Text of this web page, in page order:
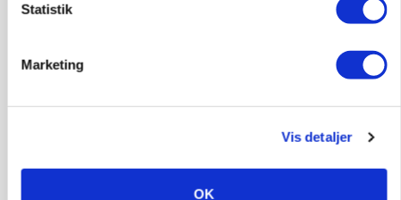
Statistik
Marketing
Vis detaljer
OK
Danish Agro: Høsten tegner til god kvalitet og